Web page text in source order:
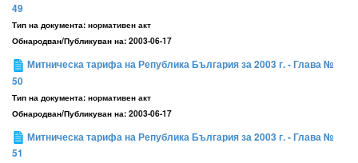
49
Тип на документа: нормативен акт
Обнародван/Публикуван на: 2003-06-17
Митническа тарифа на Република България за 2003 г. - Глава №
50
Тип на документа: нормативен акт
Обнародван/Публикуван на: 2003-06-17
Митническа тарифа на Република България за 2003 г. - Глава №
51